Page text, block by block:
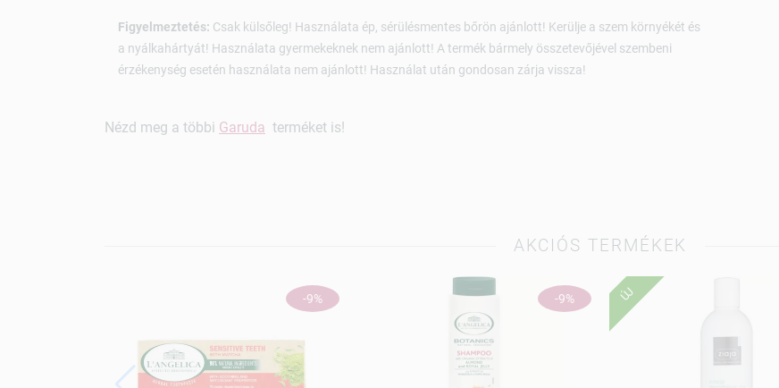
Figyelmeztetés: Csak külsőleg! Használata ép, sérülésmentes bőrön ajánlott! Kerülje a szem környékét és
a nyálkahártyát! Használata gyermekeknek nem ajánlott! A termék bármely összetevőjével szembeni
érzékenység esetén használata nem ajánlott! Használat után gondosan zárja vissza!
Nézd meg a többi Garuda terméket is!
AKCIÓS TERMÉKEK
-9% -9% ÚJ